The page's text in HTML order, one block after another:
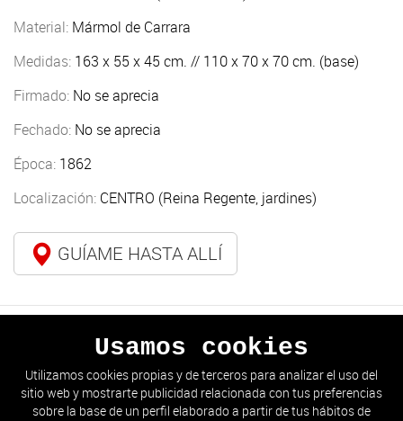
Material: Mármol de Carrara
Medidas: 163 x 55 x 45 cm. // 110 x 70 x 70 cm. (base)
Firmado: No se aprecia
Fechado: No se aprecia
Época: 1862
Localización: CENTRO (Reina Regente, jardines)
GUÍAME HASTA ALLÍ
ANTERIOR SIGUIENTE
IR AL LISTADO
Usamos cookies
Utilizamos cookies propias y de terceros para analizar el uso del
sitio web y mostrarte publicidad relacionada con tus preferencias
sobre la base de un perfil elaborado a partir de tus hábitos de